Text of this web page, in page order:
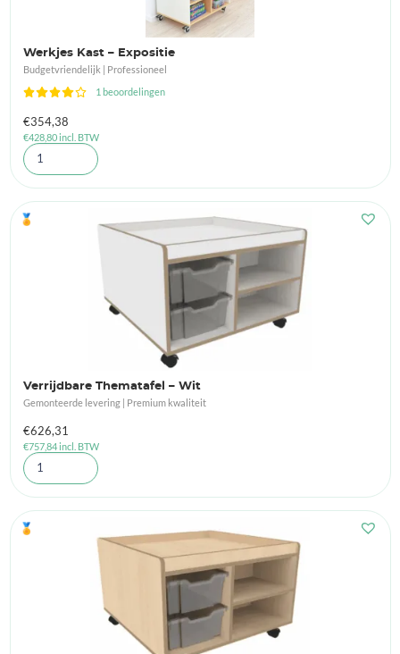
Werkjes Kast – Expositie
Budgetvriendelijk | Professioneel
1 beoordelingen
€354,38
€428,80incl. BTW
🏅
Verrijdbare Thematafel – Wit
Gemonteerde levering | Premium kwaliteit
€626,31
€757,84incl. BTW
🏅